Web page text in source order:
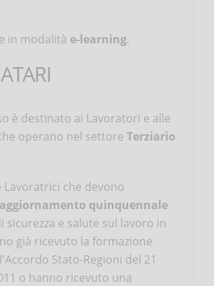
in modalità e-learning.
è destinato ai Lavoratori e alle
operano nel settore Terziario
Lavoratrici che devono
aggiornamento quinquennale
sicurezza e salute sul lavoro in
già ricevuto la formazione
Stato-Regioni del 21
o hanno ricevuto una